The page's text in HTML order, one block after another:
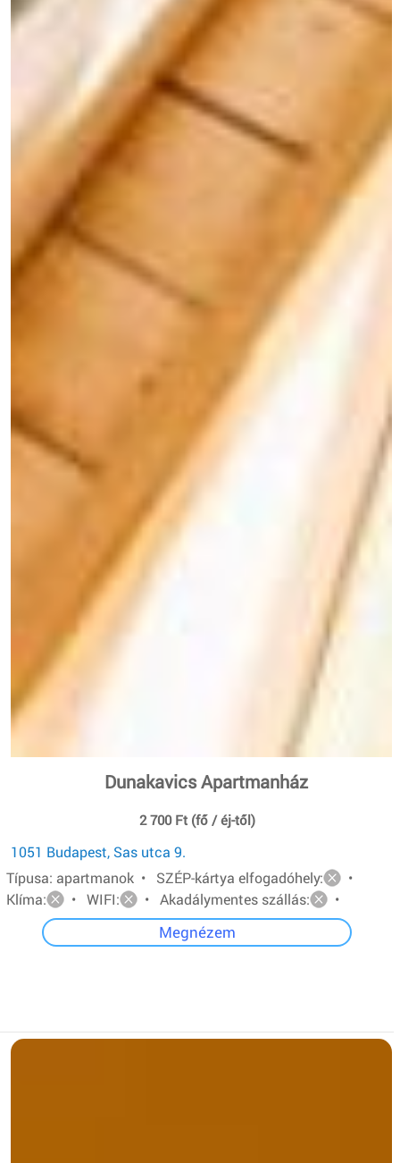
Dunakavics Apartmanház
2 700 Ft (fő / éj-től)
1051 Budapest, Sas utca 9.
Típusa: apartmanok • SZÉP-kártya elfogadóhely:
•
Klíma:
• WIFI: • Akadálymentes szállás: •
Megnézem